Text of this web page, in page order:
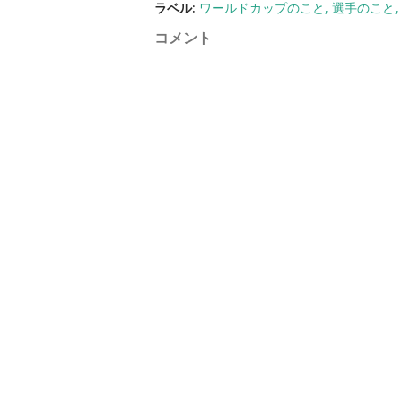
ラベル: ワールドカップのこと 選手のこと
コメント